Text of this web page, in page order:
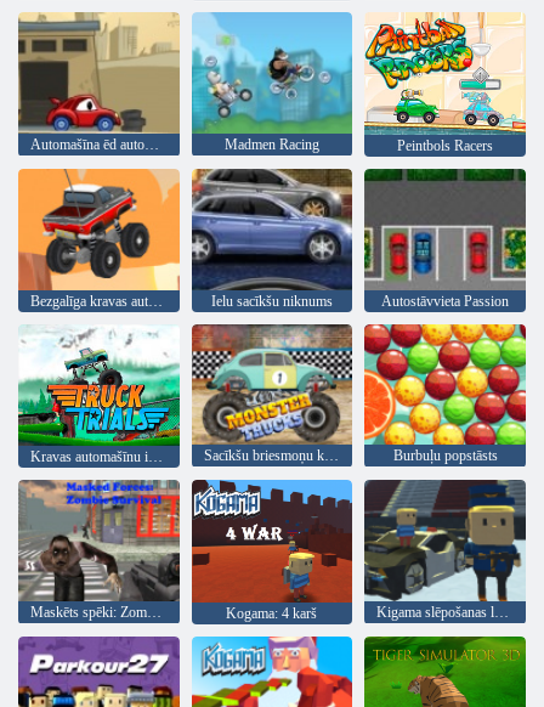
Madmen Racing Peintbols Racers
Ielu sacīkšu niknums Autostāvvieta Passion
Kravas automašīnu izmēģinājumi Sacīkšu briesmoņu kravas automašīnas Burbuļu popstāsts
Maskēts spēki: Zombie Survival Kogama: 4 karš Kigama slēpošanas lekt!